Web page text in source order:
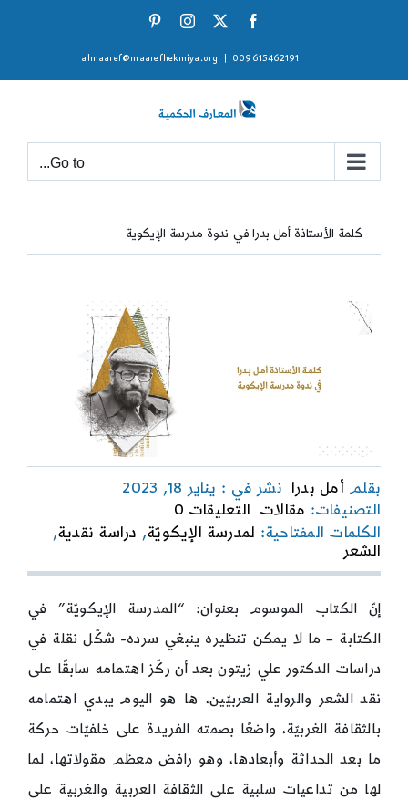
Facebook
X
Instagram
009615462191
almaaref@maarefhekmiya.org
Go to...
كلمة الأستاذة أمل بدرا في ندوة مدرسة الإيكوية
بقلمأمل بدرا نشر في : يناير 18, 2023
التصنيفات: مقالات التعليقات 0
كلمة
الأستاذة
في
ندوة
مدرسة
الإيكوية
الكلمات المفتاحية: لمدرسة الإيكويّة, دراسة نقدية,
الشعر
إنّ الكتاب الموسوم بعنوان: “المدرسة الإيكويّة” في
الكتابة – ما لا يمكن تنظيره ينبغي سرده- شكّل نقلة في
دراسات الدكتور علي زيتون بعد أن ركّز اهتمامه سابقًا على
نقد الشعر والرواية العربيّين، ها هو اليوم يبدي اهتمامه
بالثقافة الغربيّة، واضعًا بصمته الفريدة على خلفيّات حركة
ما بعد الحداثة وأبعادها، وهو رافض معظم مقولاتها، لما
لها من تداعيات سلبية على الثقافة العربية والغربية على